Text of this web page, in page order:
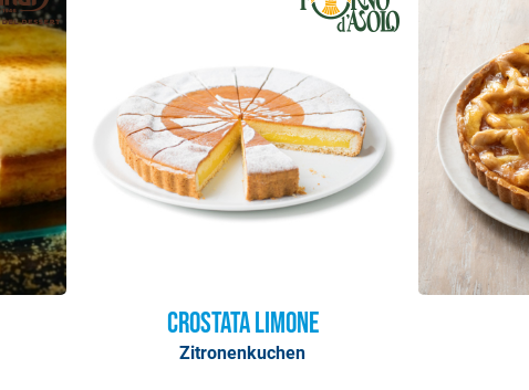
Crostata Limone
Zitronenkuchen